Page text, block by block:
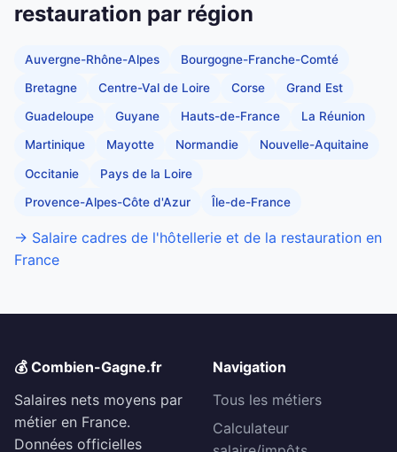
restauration par région
Auvergne-Rhône-Alpes Bourgogne-Franche-Comté
Bretagne Centre-Val de Loire Corse Grand Est
Guadeloupe Guyane Hauts-de-France La Réunion
Martinique Mayotte Normandie Nouvelle-Aquitaine
Occitanie Pays de la Loire
Provence-Alpes-Côte d'Azur Île-de-France
→ Salaire cadres de l'hôtellerie et de la restauration en
France
💰 Combien-Gagne.fr
Salaires nets moyens par
métier en France.
Données officielles
Navigation
Tous les métiers
Calculateur